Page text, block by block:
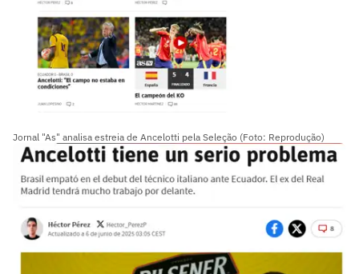
Jornal "As" analisa estreia de Ancelotti pela Seleção (Foto: Reprodução)